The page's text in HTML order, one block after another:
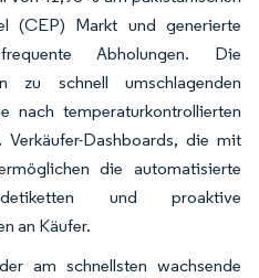
(CEP) Markt und generierte
Abholungen. Die
zu schnell umschlagenden
nach temperaturkontrollierten
Verkäufer-Dashboards, die mit
die automatisierte
und proaktive
an Käufer.
am schnellsten wachsende